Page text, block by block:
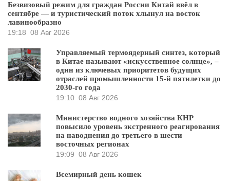
Безвизовый режим для граждан России Китай ввёл в
сентябре — и туристический поток хлынул на восток
лавинообразно
19:18 08 Авг 2026
Управляемый термоядерный синтез, который
в Китае называют «искусственное солнце», –
один из ключевых приоритетов будущих
отраслей промышленности 15-й пятилетки до
2030-го года
19:10 08 Авг 2026
Министерство водного хозяйства КНР
повысило уровень экстренного реагирования
на наводнения до третьего в шести
восточных регионах
19:09 08 Авг 2026
Всемирный день кошек